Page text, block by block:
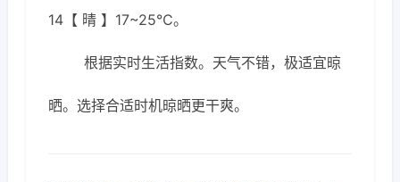
14【 晴 】17~25℃。
根据实时生活指数。天气不错，极适宜晾
晒。选择合适时机晾晒更干爽。